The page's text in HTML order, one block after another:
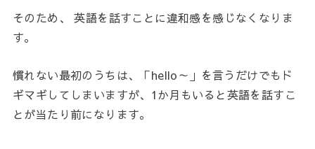
そのため、 英語を話すことに違和感を感じなくなりま
す。
慣れない最初のうちは、「hello～」を言うだけでもド
ギマギしてしまいますが、1か月もいると英語を話すこ
とが当たり前になります。